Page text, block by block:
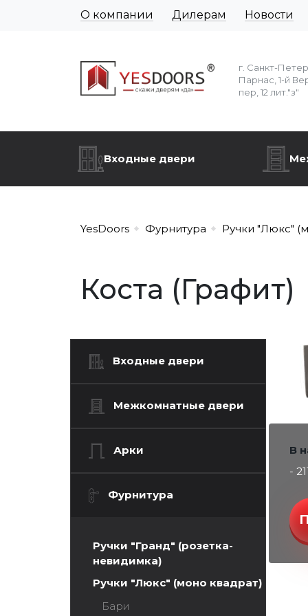
О компании Дилерам Новости
г. Санкт-
Парнас, 1-й
пер, 12 лит."з"
Входные двери
YesDoors Фурнитура Ручки "Люкс"
Коста (Графит)
Входные двери
Межкомнатные двери
Арки
Фурнитура
Ручки "Гранд" (розетка-
невидимка)
Ручки "Люкс" (моно квадрат)
Бари
В
-